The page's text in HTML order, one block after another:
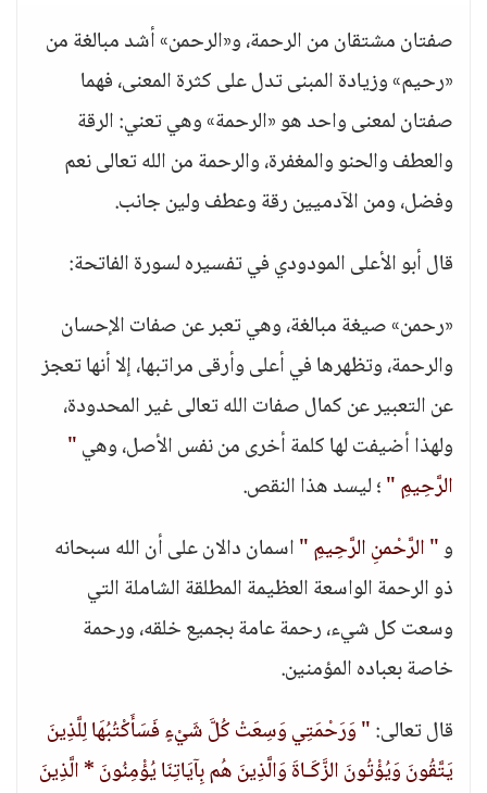
صفتان مشتقان من الرحمة، و«الرحمن» أشد مبالغة من
«رحيم» وزيادة المبنى تدل على كثرة المعنى، فهما
صفتان لمعنى واحد هو «الرحمة» وهي تعني: الرقة
والعطف والحنو والمغفرة، والرحمة من الله تعالى نعم
وفضل، ومن الآدميين رقة وعطف ولين جانب.
قال أبو الأعلى المودودي في تفسيره لسورة الفاتحة:
«رحمن» صيغة مبالغة، وهي تعبر عن صفات الإحسان
والرحمة، وتظهرها في أعلى وأرقى مراتبها، إلا أنها تعجز
عن التعبير عن كمال صفات الله تعالى غير المحدودة،
ولهذا أضيفت لها كلمة أخرى من نفس الأصل، وهي"
الرَّحِيمِ "؛ ليسد هذا النقص.
و" الرَّحْمنِ الرَّحِيمِ "اسمان دالان على أن الله سبحانه
ذو الرحمة الواسعة العظيمة المطلقة الشاملة التي
وسعت كل شيء، رحمة عامة بجميع خلقه، ورحمة
خاصة بعباده المؤمنين.
قال تعالى:" وَرَحْمَتِي وَسِعَتْ كُلَّ شَيْءٍ فَسَأَكْتُبُهَا لِلَّذِينَ
يَتَّقُونَ وَيُؤْتُونَ الزَّكَـاةَ وَالَّذِينَ هُم بِآيَاتِنَا يُؤْمِنُونَ * الَّذِينَ